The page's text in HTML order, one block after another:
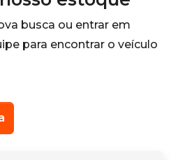
busca ou entrar em
para encontrar o veículo